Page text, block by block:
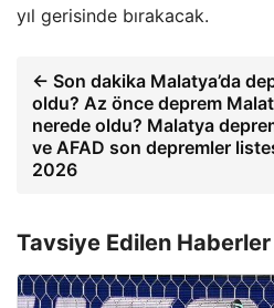
yıl gerisinde bırakacak.
← Son dakika Malatya’da
oldu? Az önce deprem
nerede oldu? Malatya
ve AFAD son depremler
2026
Tavsiye Edilen Haberler